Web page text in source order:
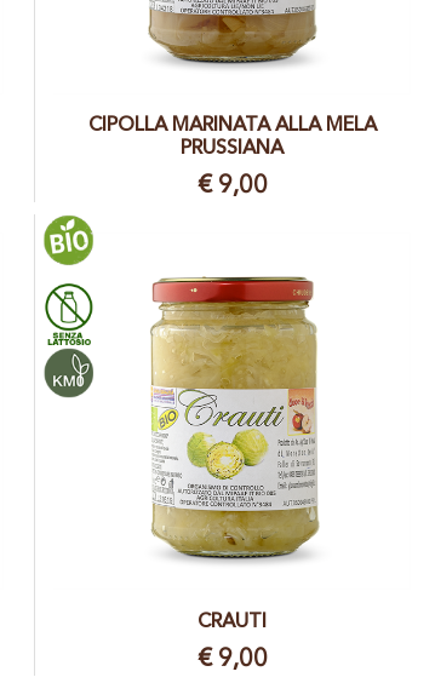
CIPOLLA MARINATA ALLA MELA
PRUSSIANA
€ 9,00
CRAUTI
€ 9,00